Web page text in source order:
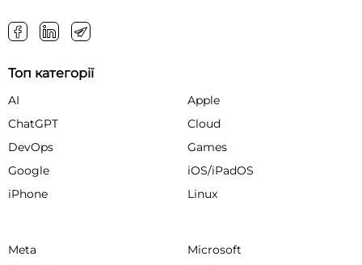
Топ категорії
AI
Apple
ChatGPT
Cloud
DevOps
Games
Google
iOS/iPadOS
iPhone
Linux
Meta
Microsoft